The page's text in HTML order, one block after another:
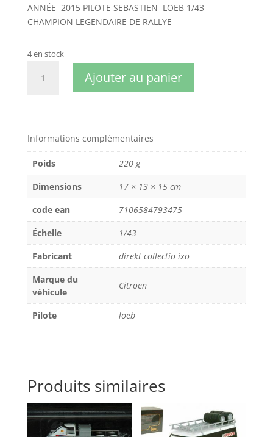
ANNÉE 2015 PILOTE SEBASTIEN LOEB 1/43
CHAMPION LEGENDAIRE DE RALLYE
4 en stock
2015
RALLYE
MONTE
2015
LOEB
1/43
Ajouter au panier
Informations complémentaires
Poids
220 g
Dimensions
17 × 13 × 15 cm
code ean
7106584793475
Échelle
1/43
Fabricant
direkt collectio ixo
Marque du
véhicule
Citroen
Pilote loeb
Produits similaires